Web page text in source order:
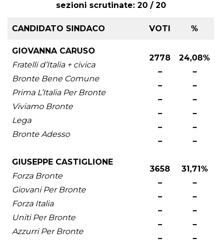
sezioni scrutinate: 20 / 20
CANDIDATO SINDACO VOTI %
GIOVANNA CARUSO
Fratelli d’Italia + civica
Bronte Bene Comune
Prima L’Italia Per Bronte
Viviamo Bronte
Lega
Bronte Adesso
GIUSEPPE CASTIGLIONE
Forza Bronte
Giovani Per Bronte
Forza Italia
Uniti Per Bronte
Azzurri Per Bronte
2778
–
–
–
–
–
–
3658
–
–
–
–
–
24,08%
–
–
–
–
–
–
31,71%
–
–
–
–
–